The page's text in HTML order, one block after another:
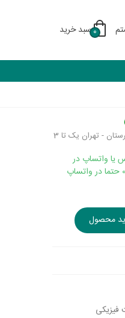
0سبد خرید
ارسال یک روز کاری برای شهرستان - تهران یک تا 3
واتساپ در
ارتباط باشید 09195738079 حتما در واتساپ
محصول
فیزیکی